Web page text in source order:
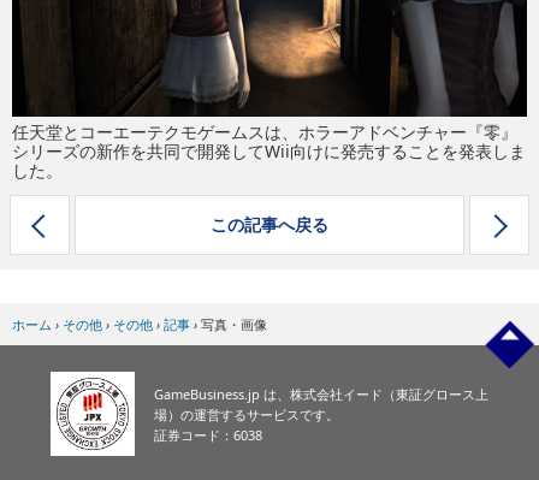
任天堂とコーエーテクモゲームスは、ホラーアドベンチャー『零』
シリーズの新作を共同で開発してWii向けに発売することを発表しま
した。
この記事へ戻る
ホーム › その他 › その他 › 記事 › 写真・画像
GameBusiness.jp は、株式会社イード（東証グロース上
場）の運営するサービスです。
証券コード：6038